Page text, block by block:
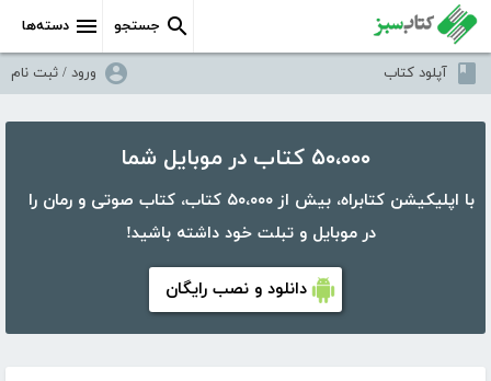
دسته‌ها جستجو
آپلود کتاب ورود / ثبت نام
۵۰،۰۰۰ کتاب در موبایل شما
با اپلیکیشن کتابراه، بیش از ۵۰،۰۰۰ کتاب، کتاب صوتی و رمان را
در موبایل و تبلت خود داشته باشید!
دانلود و نصب رایگان